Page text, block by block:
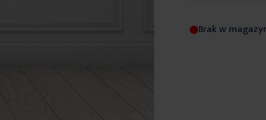
Brak w